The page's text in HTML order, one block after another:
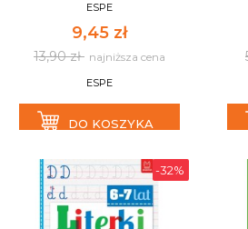
ESPE
9,45 zł
13,90 zł najniższa cena
ESPE
DO KOSZYKA
-32%